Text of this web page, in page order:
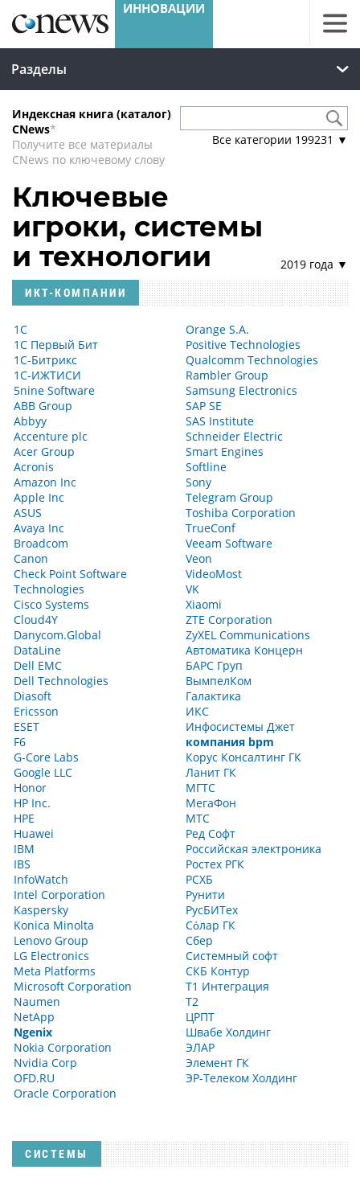
Разделы
Индексная книга (каталог)
CNews*
Получите все материалы
CNews по ключевому слову
Все категории 199231 ▼
Ключевые
игроки, системы
и технологии
2019 года ▼
ИКТ-КОМПАНИИ
1С
1С Первый Бит
1С-Битрикс
1С-ИЖТИСИ
5nine Software
ABB Group
Abbyy
Accenture plc
Acer Group
Acronis
Amazon Inc
Apple Inc
ASUS
Avaya Inc
Broadcom
Canon
Check Point Software
Technologies
Cisco Systems
Cloud4Y
Danycom.Global
DataLine
Dell EMC
Dell Technologies
Diasoft
Ericsson
ESET
F6
G-Core Labs
Google LLC
Honor
HP Inc.
HPE
Huawei
IBM
IBS
InfoWatch
Intel Corporation
Kaspersky
Konica Minolta
Lenovo Group
LG Electronics
Meta Platforms
Microsoft Corporation
Naumen
NetApp
Ngenix
Nokia Corporation
Nvidia Corp
OFD.RU
Oracle Corporation
Orange S.A.
Positive Technologies
Qualcomm Technologies
Rambler Group
Samsung Electronics
SAP SE
SAS Institute
Schneider Electric
Smart Engines
Softline
Sony
Telegram Group
Toshiba Corporation
TrueConf
Veeam Software
Veon
VideoMost
VK
Xiaomi
ZTE Corporation
ZyXEL Communications
Автоматика Концерн
БАРС Груп
ВымпелКом
Галактика
ИКС
Инфосистемы Джет
компания bpm
Корус Консалтинг ГК
Ланит ГК
МГТС
МегаФон
МТС
Ред Софт
Российская электроника
Ростех РГК
РСХБ
Рунити
РусБИТех
Сόлар ГК
Сбер
Системный софт
СКБ Контур
Т1 Интеграция
Т2
ЦРПТ
Швабе Холдинг
ЭЛАР
Элемент ГК
ЭР-Телеком Холдинг
СИСТЕМЫ